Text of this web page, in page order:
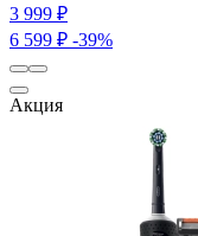
3 999 ₽
6 599 ₽ -39%
Акция